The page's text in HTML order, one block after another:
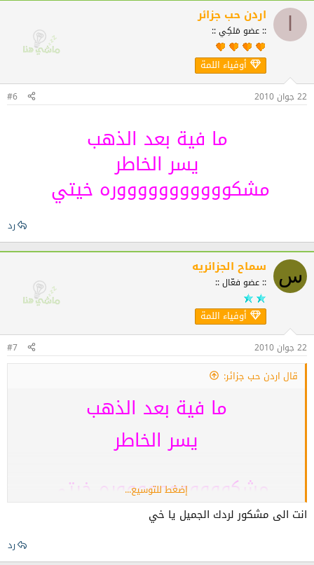
اردن حب جزائر
:: عضو مَلكِي ::
أوفياء اللمة
22 جوان 2010 #6
ما فية بعد الذهب
يسر الخاطر
مشكوووووووووووره خيتي
رد
س سماح الجزائريه
:: عضو فعّال ::
أوفياء اللمة
22 جوان 2010 #7
قال اردن حب جزائر:
ما فية بعد الذهب
يسر الخاطر
مشكوووووووووووره خيتي
إضغط للتوسيع...
انت الى مشكور لردك الجميل يا خي
رد